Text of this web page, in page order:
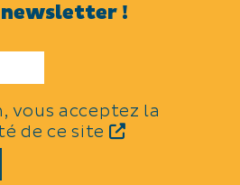
privé
!
vous acceptez la
de ce site